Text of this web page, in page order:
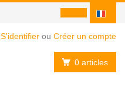
S'identifier ou Créer un compte
0 articles